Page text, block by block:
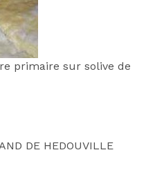
primaire sur solive de
DE HEDOUVILLE